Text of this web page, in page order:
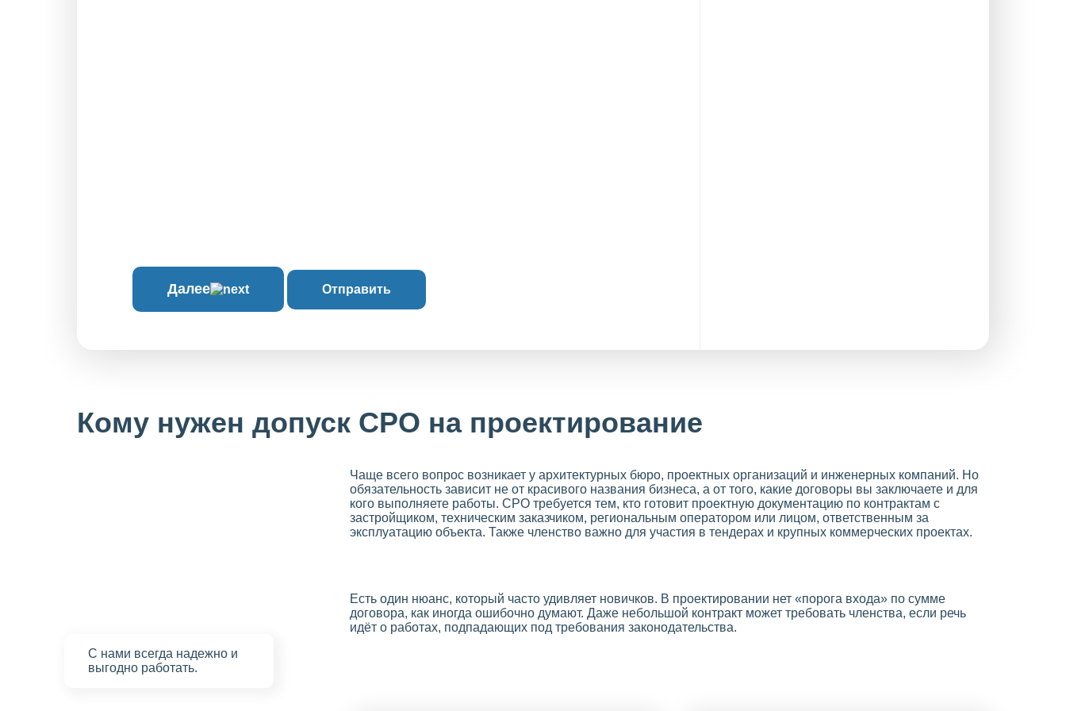
Далее Отправить
Кому нужен допуск СРО на проектирование
С нами всегда надежно и
выгодно работать.
Чаще всего вопрос возникает у архитектурных бюро, проектных организаций и инженерных компаний. Но
обязательность зависит не от красивого названия бизнеса, а от того, какие договоры вы заключаете и для
кого выполняете работы. СРО требуется тем, кто готовит проектную документацию по контрактам с
застройщиком, техническим заказчиком, региональным оператором или лицом, ответственным за
эксплуатацию объекта. Также членство важно для участия в тендерах и крупных коммерческих проектах.
Есть один нюанс, который часто удивляет новичков. В проектировании нет «порога входа» по сумме
договора, как иногда ошибочно думают. Даже небольшой контракт может требовать членства, если речь
идёт о работах, подпадающих под требования законодательства.